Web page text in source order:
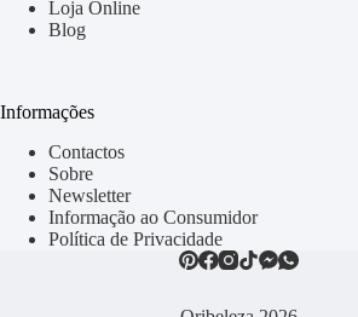
Loja Online
Blog
Informações
Contactos
Sobre
Newsletter
Informação ao Consumidor
Política de Privacidade